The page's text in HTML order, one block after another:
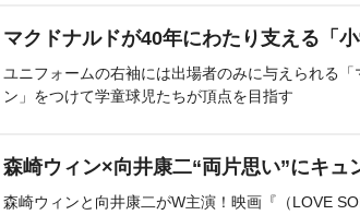
マクドナルドが40年にわたり支える「小
ユニフォームの右袖には出場者のみに与えられる
ン」をつけて学童球児たちが頂点を目指す
森崎ウィン×向井康二“両片思い”にキュ
森崎ウィンと向井康二がW主演！映画『（LOVE